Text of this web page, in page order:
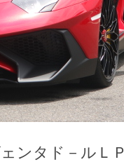
ンタド－ルＬ